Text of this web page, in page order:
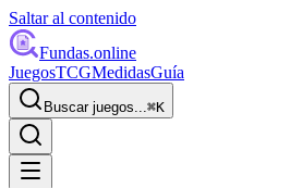
Saltar al contenido
Fundas.online
JuegosTCGMedidasGuía
Buscar juegos...⌘K